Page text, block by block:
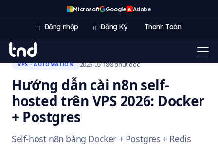
Microsoft Google A Adobe
Đăng nhập Đăng Ký Thanh Toán
VPS · AUTOMATION 2026-05-18·8 phút đọc
Hướng dẫn cài n8n self-
hosted trên VPS 2026: Docker
+ Postgres
Self-host n8n bằng Docker + Postgres + Redis